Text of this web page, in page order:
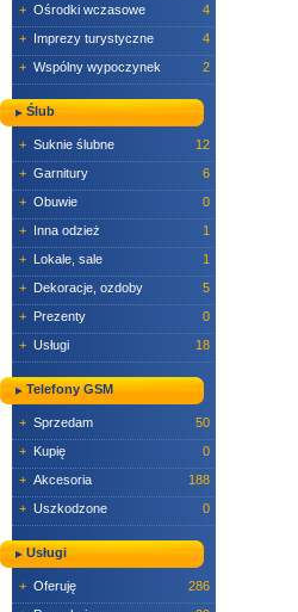
+ Ośrodki wczasowe
4
+ Imprezy turystyczne
4
+ Wspólny wypoczynek 2
Ślub
+ Suknie ślubne
12
+ Garnitury
6
+ Obuwie
0
+ Inna odzież
1
+ Lokale, sale
1
+ Dekoracje, ozdoby
5
+ Prezenty
0
+ Usługi 18
Telefony GSM
+ Sprzedam
50
+ Kupię
0
+ Akcesoria
188
+ Uszkodzone 0
Usługi
+ Oferuję
286